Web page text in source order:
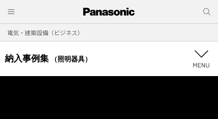
電気・建築設備（ビジネス）
納入事例集 （照明器具）